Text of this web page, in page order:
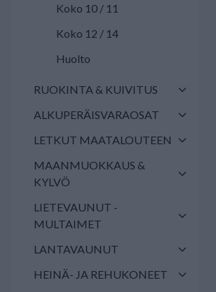
Koko 10 / 11
Koko 12 / 14
Huolto
RUOKINTA & KUIVITUS
ALKUPERÄISVARAOSAT
LETKUT MAATALOUTEEN
MAANMUOKKAUS &
KYLVÖ
LIETEVAUNUT -
MULTAIMET
LANTAVAUNUT
HEINÄ- JA REHUKONEET